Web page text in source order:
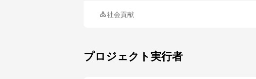
社会貢献
プロジェクト実行者